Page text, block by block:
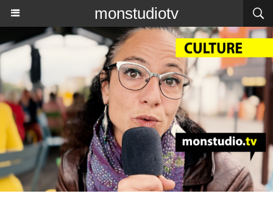
monstudiotv